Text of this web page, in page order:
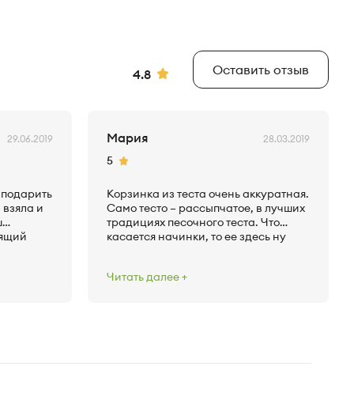
4.8Рейтинг Оставить отзыв
29.06.2019
и
Мария 28.03.2019
5Рейтинг
Корзинка из теста очень аккуратная.
Само тесто – рассыпчатое, в лучших
традициях песочного теста. Что
касается начинки, то ее здесь ну
вкуснейшим миндальным соусом.
Читать далее